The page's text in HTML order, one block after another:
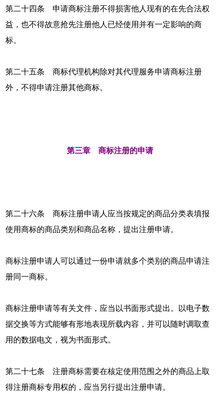
第二十四条 申请商标注册不得损害他人现有的在先合法权
益，也不得故意抢先注册他人已经使用并有一定影响的商
标。
第二十五条 商标代理机构除对其代理服务申请商标注册
外，不得申请注册其他商标。
第三章 商标注册的申请
第二十六条 商标注册申请人应当按规定的商品分类表填报
使用商标的商品类别和商品名称，提出注册申请。
商标注册申请人可以通过一份申请就多个类别的商品申请注
册同一商标。
商标注册申请等有关文件，应当以书面形式提出。以电子数
据交换等方式能够有形地表现所载内容，并可以随时调取查
用的数据电文，视为书面形式。
第二十七条 注册商标需要在核定使用范围之外的商品上取
得注册商标专用权的，应当另行提出注册申请。